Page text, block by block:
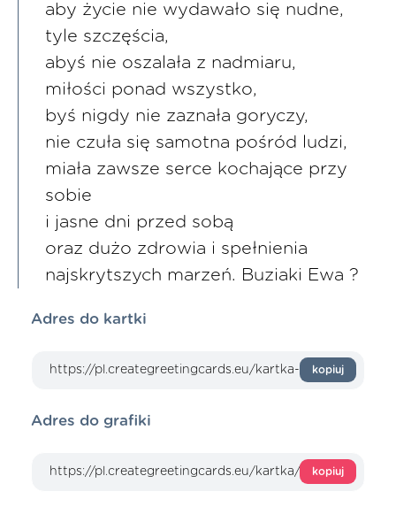
aby życie nie wydawało się nudne,
tyle szczęścia,
abyś nie oszalała z nadmiaru,
miłości ponad wszystko,
byś nigdy nie zaznała goryczy,
nie czuła się samotna pośród ludzi,
miała zawsze serce kochające przy
sobie
i jasne dni przed sobą
oraz dużo zdrowia i spełnienia
najskrytszych marzeń. Buziaki Ewa ?
Adres do kartki
kopiuj
Adres do grafiki
kopiuj